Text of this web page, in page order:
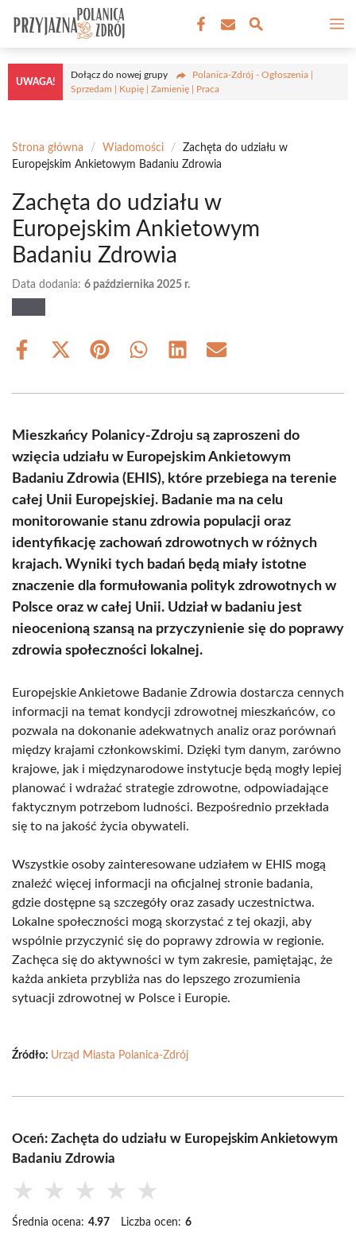
treści
UWAGA!
Dołącz do nowej grupy
Polanica-Zdrój - Ogłoszenia |
Sprzedam | Kupię | Zamienię | Praca
Strona główna / Wiadomości /
Zachęta do udziału w
Europejskim Ankietowym Badaniu Zdrowia
Zachęta do udziału w
Europejskim Ankietowym
Badaniu Zdrowia
Data dodania: 6 października 2025 r.
Share
Share
(Twitter)
Share Share Share Share
Mieszkańcy Polanicy-Zdroju są zaproszeni do
wzięcia udziału w Europejskim Ankietowym
Badaniu Zdrowia (EHIS), które przebiega na terenie
całej Unii Europejskiej. Badanie ma na celu
monitorowanie stanu zdrowia populacji oraz
identyfikację zachowań zdrowotnych w różnych
krajach. Wyniki tych badań będą miały istotne
znaczenie dla formułowania polityk zdrowotnych w
Polsce oraz w całej Unii. Udział w badaniu jest
nieocenioną szansą na przyczynienie się do poprawy
zdrowia społeczności lokalnej.
Europejskie Ankietowe Badanie Zdrowia dostarcza cennych
informacji na temat kondycji zdrowotnej mieszkańców, co
pozwala na dokonanie adekwatnych analiz oraz porównań
między krajami członkowskimi. Dzięki tym danym, zarówno
krajowe, jak i międzynarodowe instytucje będą mogły lepiej
planować i wdrażać strategie zdrowotne, odpowiadające
faktycznym potrzebom ludności. Bezpośrednio przekłada
się to na jakość życia obywateli.
Wszystkie osoby zainteresowane udziałem w EHIS mogą
znaleźć więcej informacji na oficjalnej stronie badania,
gdzie dostępne są szczegóły oraz zasady uczestnictwa.
Lokalne społeczności mogą skorzystać z tej okazji, aby
wspólnie przyczynić się do poprawy zdrowia w regionie.
Zachęca się do aktywności w tym zakresie, pamiętając, że
każda ankieta przybliża nas do lepszego zrozumienia
sytuacji zdrowotnej w Polsce i Europie.
Źródło: Urząd Miasta Polanica-Zdrój
Oceń: Zachęta do udziału w Europejskim Ankietowym
Badaniu Zdrowia
★ ★ ★ ★ ★
Średnia ocena: 4.97 Liczba ocen: 6